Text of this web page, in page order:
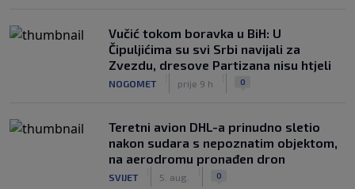
Vučić tokom boravka u BiH: U
Čipuljićima su svi Srbi navijali za
Zvezdu, dresove Partizana nisu htjeli
NOGOMET prije 9 h 0
Teretni avion DHL-a prinudno sletio
nakon sudara s nepoznatim objektom,
na aerodromu pronađen dron
SVIJET 5. aug. 0